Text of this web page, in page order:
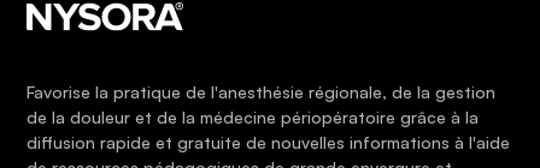
Favorise la pratique de l'anesthésie régionale, de la gestion
de la douleur et de la médecine périopératoire grâce à la
diffusion rapide et gratuite de nouvelles informations à l'aide